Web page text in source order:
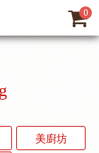
0
美廚坊